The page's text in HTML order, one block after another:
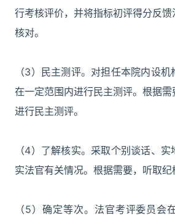
行考核评价，并将指标初评得分反
核对。
（3）民主测评。对担任本院内设机
在一定范围内进行民主测评。根据
进行民主测评。
（4）了解核实。采取个别谈话、
实法官有关情况。根据需要，听取纪
（5）确定等次。法官考评委员会